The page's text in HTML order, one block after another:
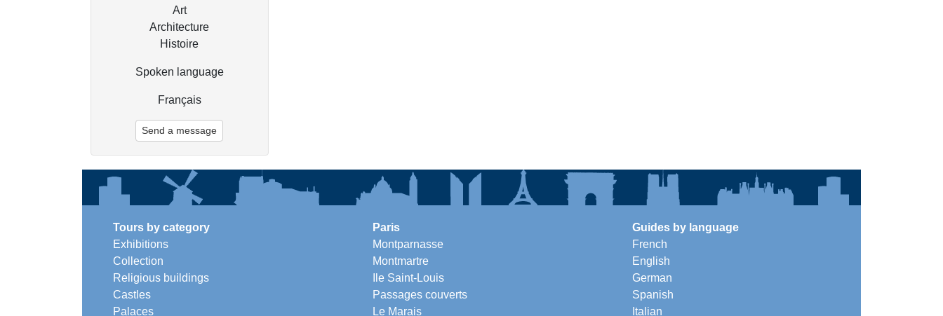
Art
Architecture
Histoire
Spoken language
Français
Send a message
Tours by category
Exhibitions
Collection
Religious buildings
Castles
Palaces
Paris
Montparnasse
Montmartre
Ile Saint-Louis
Passages couverts
Le Marais
Guides by language
French
English
German
Spanish
Italian